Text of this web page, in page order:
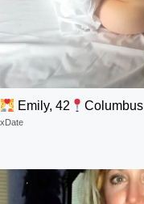
Emily, 42 Columbus
xDate